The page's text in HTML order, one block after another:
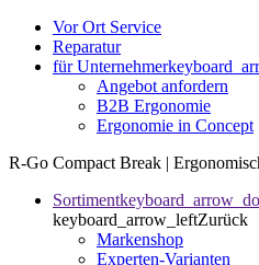
Vor Ort Service
Reparatur
für Unternehmer
Angebot anfordern
B2B Ergonomie
Ergonomie in Concept
R-Go Compact Break |
Sortiment
keyboard_arrow_leftZurück
Markenshop
Experten-Varianten